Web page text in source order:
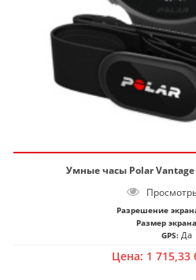
Умные часы Polar
Разрешение
Размер
GPS: Да
Цена: 1 715,33